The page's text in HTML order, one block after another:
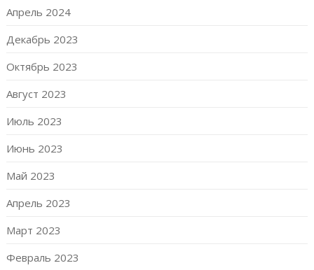
Апрель 2024
Декабрь 2023
Октябрь 2023
Август 2023
Июль 2023
Июнь 2023
Май 2023
Апрель 2023
Март 2023
Февраль 2023